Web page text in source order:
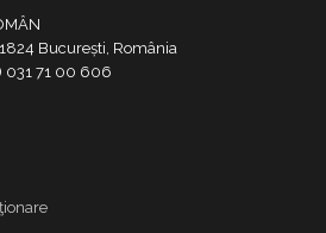
București, România
031 71 00 606